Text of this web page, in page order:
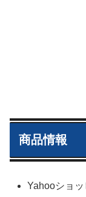
商品情報
Yahooショッ